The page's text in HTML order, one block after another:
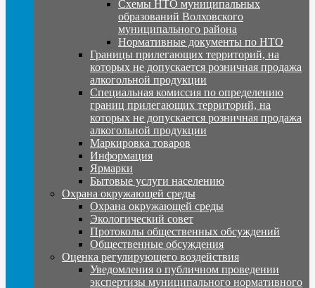
Схемы НТО муниципальных
образований Волховского
муниципального района
Нормативные документы по НТО
Границы прилегающих территорий, на
которых не допускается розничная продажа
алкогольной продукции
Специальная комиссия по определению
границ прилегающих территорий, на
которых не допускается розничная продажа
алкогольной продукции
Маркировка товаров
Информация
Ярмарки
Бытовые услуги населению
Охрана окружающей среды
Охрана окружающей среды
Экологический совет
Протоколы общественных обсуждений
Общественные обсуждения
Оценка регулирующего воздействия
Уведомления о публичном проведении
экспертизы муниципального нормативного